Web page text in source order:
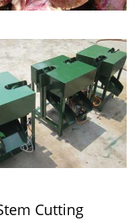
Cutting